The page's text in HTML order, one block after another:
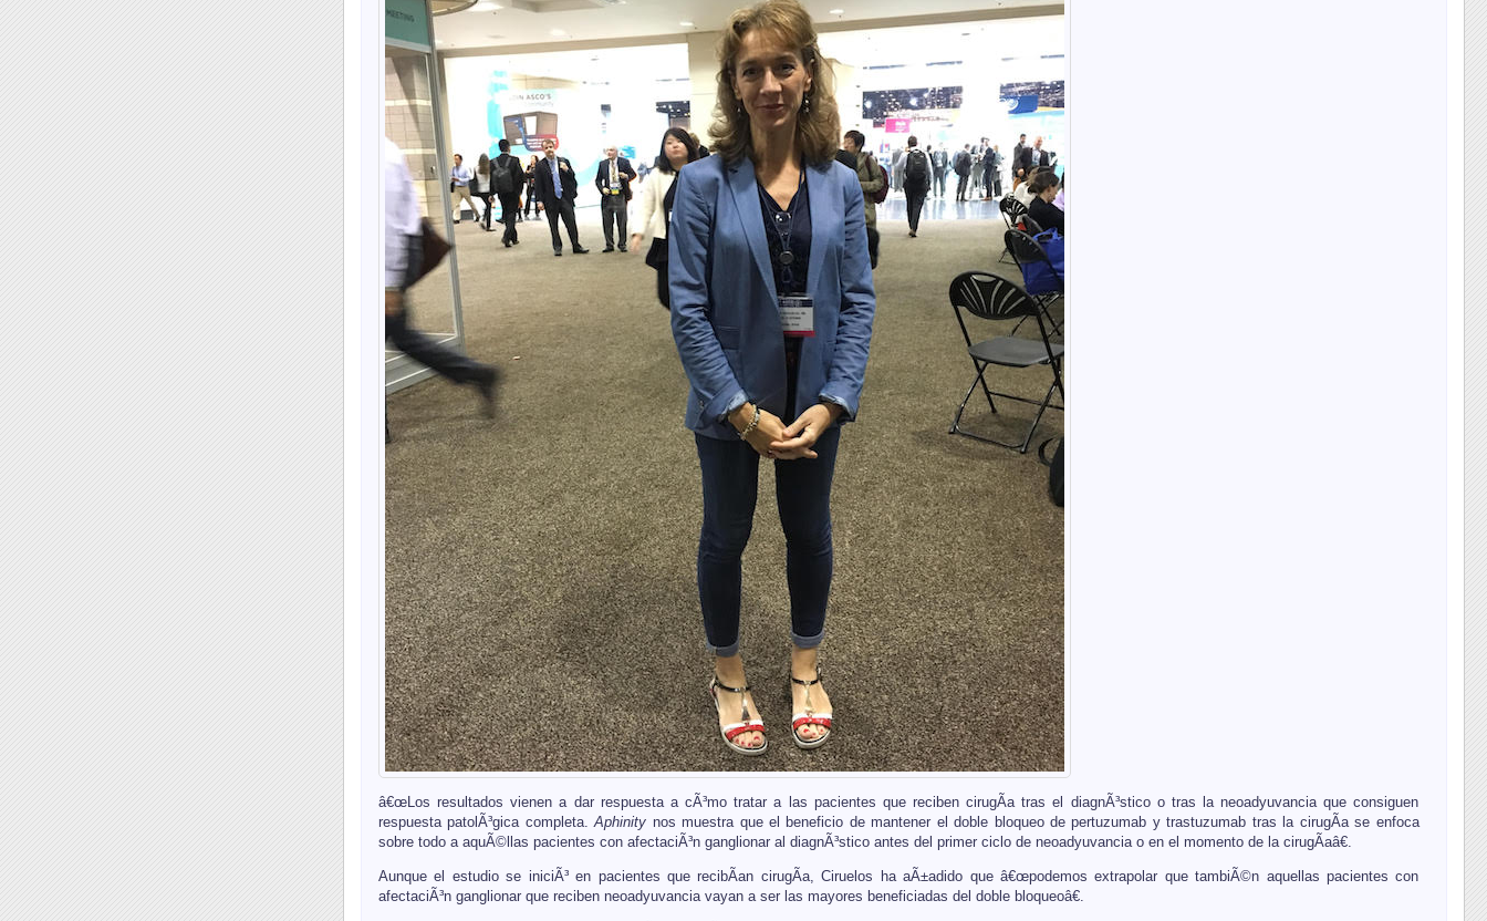
â€œLos resultados vienen a dar respuesta a cÃ³mo tratar a las pacientes que reciben cirugÃ­a tras el diagnÃ³stico o tras la neoadyuvancia que consiguen
respuesta patolÃ³gica completa.Aphinity nos muestra que el beneficio de mantener el doble bloqueo de pertuzumab y trastuzumab tras la cirugÃ­a se enfoca
sobre todo a aquÃ©llas pacientes con afectaciÃ³n ganglionar al diagnÃ³stico antes del primer ciclo de neoadyuvancia o en el momento de la cirugÃ­aâ€.
Aunque el estudio se iniciÃ³ en pacientes que recibÃ­an cirugÃ­a, Ciruelos ha aÃ±adido que â€œpodemos extrapolar que tambiÃ©n aquellas pacientes con
afectaciÃ³n ganglionar que reciben neoadyuvancia vayan a ser las mayores beneficiadas del doble bloqueoâ€.